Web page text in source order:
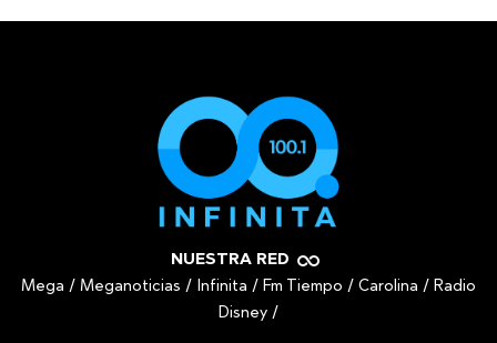
NUESTRA RED
Mega / Meganoticias / Infinita / Fm Tiempo / Carolina / Radio
Disney /